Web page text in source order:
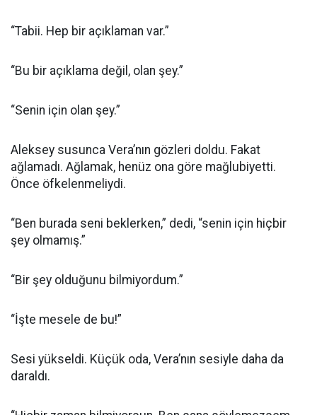
“Tabii. Hep bir açıklaman var.”
“Bu bir açıklama değil, olan şey.”
“Senin için olan şey.”
Aleksey susunca Vera’nın gözleri doldu. Fakat
ağlamadı. Ağlamak, henüz ona göre mağlubiyetti.
Önce öfkelenmeliydi.
“Ben burada seni beklerken,” dedi, “senin için hiçbir
şey olmamış.”
“Bir şey olduğunu bilmiyordum.”
“İşte mesele de bu!”
Sesi yükseldi. Küçük oda, Vera’nın sesiyle daha da
daraldı.